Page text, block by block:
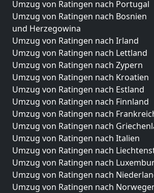
Umzug von Ratingen nach Portugal
Umzug von Ratingen nach Bosnien
und Herzegowina
Umzug von Ratingen nach Irland
Umzug von Ratingen nach Lettland
Umzug von Ratingen nach Zypern
Umzug von Ratingen nach Kroatien
Umzug von Ratingen nach Estland
Umzug von Ratingen nach Finnland
Umzug von Ratingen nach
Umzug von Ratingen nach
Umzug von Ratingen nach Italien
Umzug von Ratingen nach
Umzug von Ratingen nach
Umzug von Ratingen nach
Umzug von Ratingen nach